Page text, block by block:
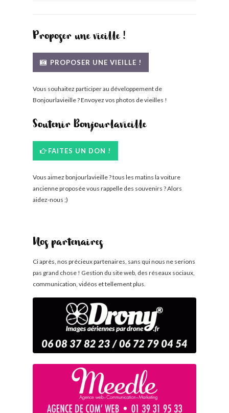
Proposer une vieille !
PROPOSER UNE VIEILLE !
Vous souhaitez participer au développement de
Bonjourlavieille ? Envoyez vos photos de vieilles !
Soutenir Bonjourlavieille
FAITES UN DON !
Vous aimez bonjourlavieille ? tous les matins la voiture
ancienne proposée vous rappelle des souvenirs ? Alors
aidez-nous ;)
Nos partenaires
Ci après, nos précieux partenaires, sans qui nous ne serions
pas grand chose ! Gestion du site web, des réseaux sociaux,
communication, vidéos et tellement plus.